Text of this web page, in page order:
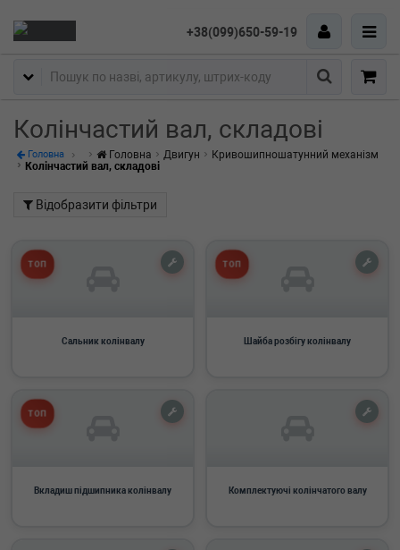
+38(099)650-59-19
Пошук
Колінчастий вал, складові
Головна Головна Двигун
Кривошипношатунний механізм
Колінчастий вал, складові
Відобразити фільтри
ТОП
Сальник колінвалу
ТОП
Шайба розбігу колінвалу
ТОП
Вкладиш підшипника колінвалу Комплектуючі колінчатого валу